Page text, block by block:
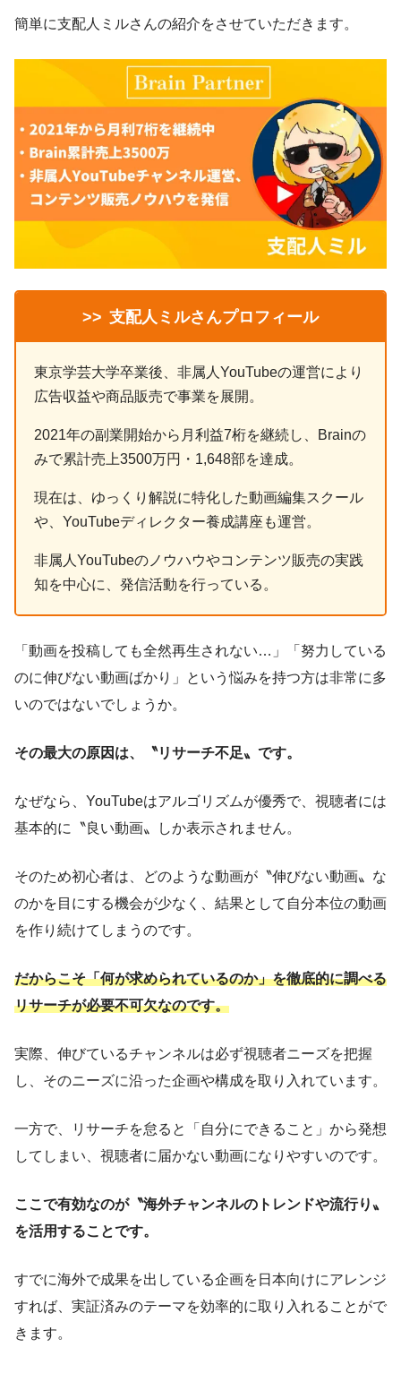
簡単に支配人ミルさんの紹介をさせていただきます。
>> 支配人ミルさんプロフィール
東京学芸大学卒業後、非属人YouTubeの運営により
広告収益や商品販売で事業を展開。
2021年の副業開始から月利益7桁を継続し、Brainの
みで累計売上3500万円・1,648部を達成。
現在は、ゆっくり解説に特化した動画編集スクール
や、YouTubeディレクター養成講座も運営。
非属人YouTubeのノウハウやコンテンツ販売の実践
知を中心に、発信活動を行っている。
「動画を投稿しても全然再生されない…」「努力している
のに伸びない動画ばかり」という悩みを持つ方は非常に多
いのではないでしょうか。
その最大の原因は、〝リサーチ不足〟です。
なぜなら、YouTubeはアルゴリズムが優秀で、視聴者には
基本的に〝良い動画〟しか表示されません。
そのため初心者は、どのような動画が〝伸びない動画〟な
のかを目にする機会が少なく、結果として自分本位の動画
を作り続けてしまうのです。
だからこそ「何が求められているのか」を徹底的に調べる
リサーチが必要不可欠なのです。
実際、伸びているチャンネルは必ず視聴者ニーズを把握
し、そのニーズに沿った企画や構成を取り入れています。
一方で、リサーチを怠ると「自分にできること」から発想
してしまい、視聴者に届かない動画になりやすいのです。
ここで有効なのが〝海外チャンネルのトレンドや流行り〟
を活用することです。
すでに海外で成果を出している企画を日本向けにアレンジ
すれば、実証済みのテーマを効率的に取り入れることがで
きます。